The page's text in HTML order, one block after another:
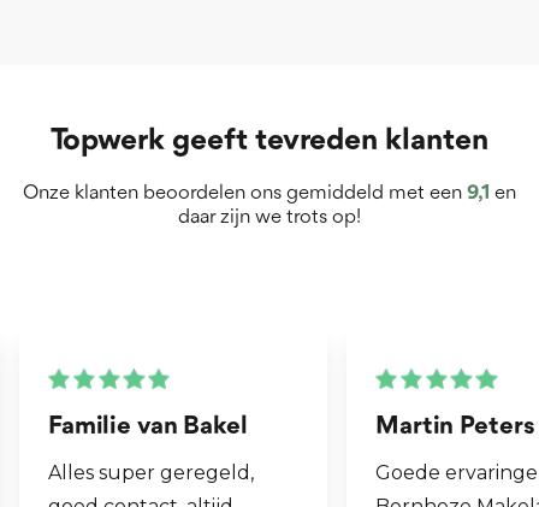
Topwerk geeft tevreden klanten
Onze klanten beoordelen ons gemiddeld met een 9,1 en
daar zijn we trots op!
Martin Peters
Goede ervaringen met
Henk van
Fijne makelaar.